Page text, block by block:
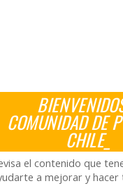
COMUNIDAD DE
CHILE_
el contenido que
a mejorar y hacer